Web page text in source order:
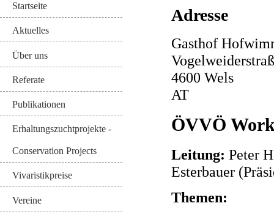
Startseite
Aktuelles
Über uns
Referate
Publikationen
Erhaltungszuchtprojekte -
Conservation Projects
Vivaristikpreise
Vereine
Adresse
Gasthof
4600 Wels
AT
ÖVVÖ
Leitung: Peter
Esterbauer
Themen: